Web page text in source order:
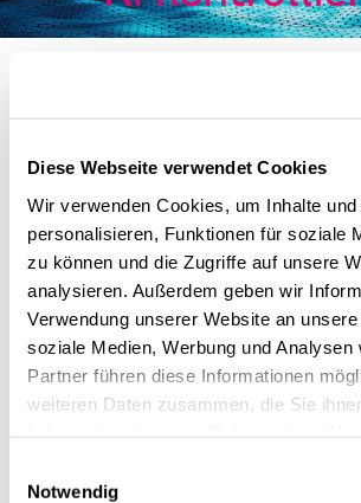
Diese Webseite verwendet Cookies
Wir verwenden Cookies, um Inhalte
personalisieren, Funktionen für soziale
zu können und die Zugriffe auf unsere
analysieren. Außerdem geben wir
Verwendung unserer Website an
soziale Medien, Werbung und Analysen
Partner führen diese Informationen
weiteren Daten zusammen, die Sie
Notwendig